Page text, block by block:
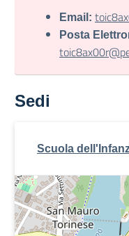
Email:
Posta
Sedi
Scuola